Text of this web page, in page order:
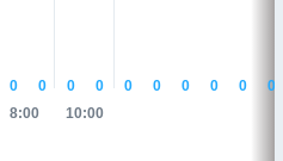
8:00 10:00
0 0 0 0 0 0 0 0 0 0